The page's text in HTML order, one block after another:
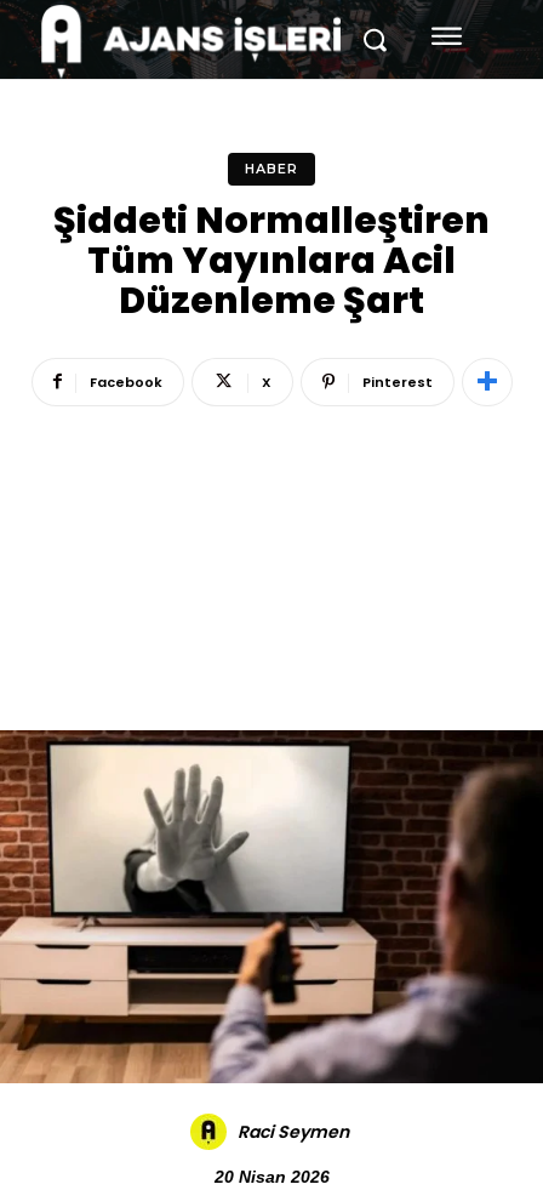
HABER
Şiddeti Normalleştiren
Tüm Yayınlara Acil
Düzenleme Şart
Facebook X Pinterest
Raci Seymen
20 Nisan 2026